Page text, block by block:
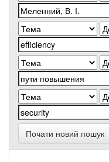
Почати новий пошук